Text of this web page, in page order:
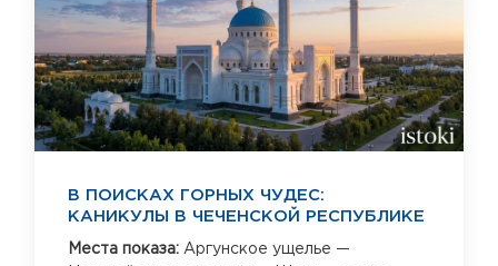
В ПОИСКАХ ГОРНЫХ ЧУДЕС:
КАНИКУЛЫ В ЧЕЧЕНСКОЙ РЕСПУБЛИКЕ
Места показа: Аргунское ущелье —